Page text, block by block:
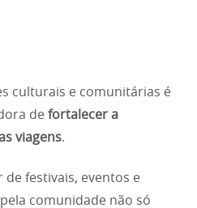
culturais e comunitárias é
de fortalecer a
viagens.
de festivais, eventos e
comunidade não só